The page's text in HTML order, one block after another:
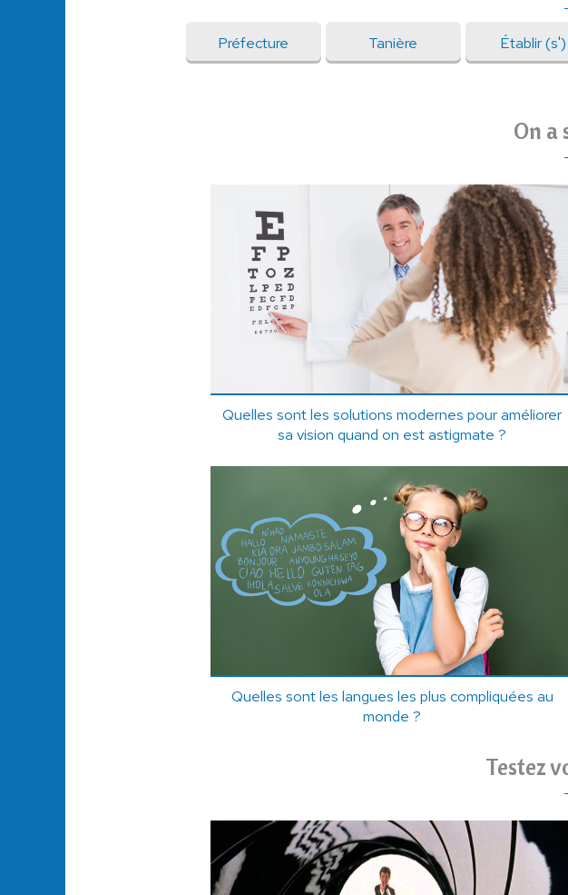
Préfecture Tanière Établir (s')
On a
Quelles sont les solutions modernes pour améliorer
sa vision quand on est astigmate ?
Quelles sont les langues les plus compliquées au
monde ?
Testez